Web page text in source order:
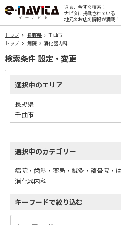
さぁ、今すぐ検索！
ナビタに掲載されている
地元のお店の情報が満載！
トップ 長野県
千曲市
トップ
病院 消化器内科
検索条件 設定・変更
選択中のエリア
長野県
千曲市
選択中のカテゴリー
病院・歯科・薬局・鍼灸・整骨院・
消化器内科
キーワードで絞り込む